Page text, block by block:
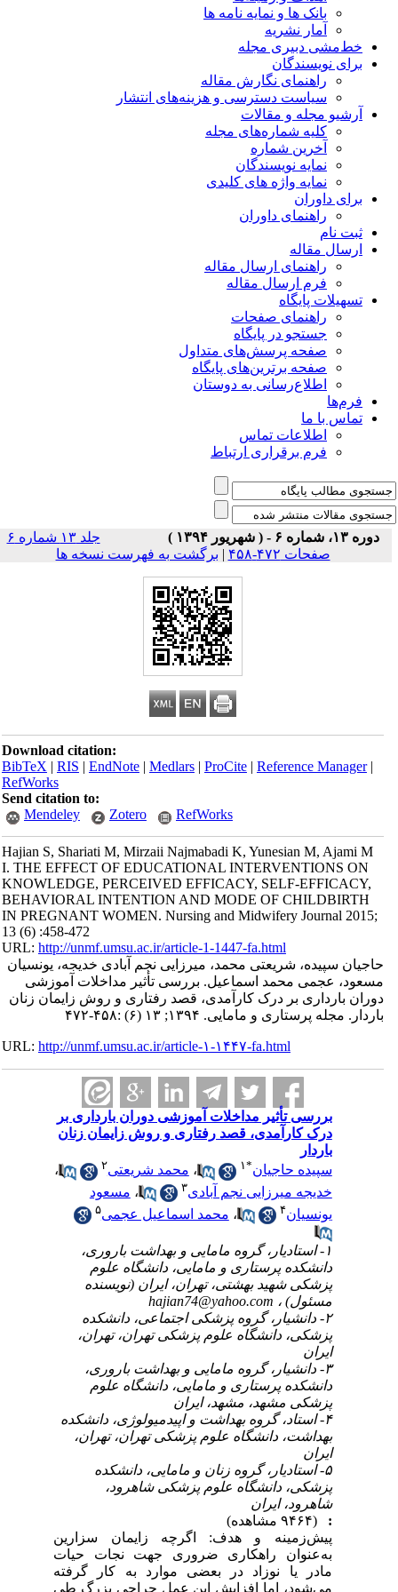
بانک ها و نمایه نامه ها
آمار نشریه
خط‌مشی دبیری مجله
برای نویسندگان
راهنمای نگارش مقاله
سیاست دسترسی و هزینه‌های انتشار
آرشیو مجله و مقالات
کلیه شماره‌های مجله
آخرین شماره
نمایه نویسندگان
نمایه واژه های کلیدی
برای داوران
راهنمای داوران
ثبت نام
ارسال مقاله
راهنمای ارسال مقاله
فرم ارسال مقاله
تسهیلات پایگاه
راهنمای صفحات
جستجو در پایگاه
صفحه پرسش‌های متداول
صفحه برترین‌های پایگاه
اطلاع‌رسانی به دوستان
فرم‌ها
تماس با ما
اطلاعات تماس
فرم برقراری ارتباط
دوره ۱۳، شماره ۶ - ( شهریور ۱۳۹۴ )
جلد ۱۳ شماره ۶
صفحات ۴۷۲-۴۵۸
|برگشت به فهرست نسخه ها
Download citation:
BibTeX|RIS|EndNote|Medlars|ProCite|Reference Manager
RefWorks
Send citation to:
Mendeley
Zotero RefWorks
Hajian S, Shariati M, Mirzaii Najmabadi K, Yunesian M, Ajami M
I. THE EFFECT OF EDUCATIONAL INTERVENTIONS ON
KNOWLEDGE, PERCEIVED EFFICACY, SELF-EFFICACY,
BEHAVIORAL INTENTION AND MODE OF CHILDBIRTH
IN PREGNANT WOMEN. Nursing and Midwifery Journal 2015;
13 (6) :458-472
URL:http://unmf.umsu.ac.ir/article-1-1447-fa.html
حاجیان سپیده، شریعتی محمد، میرزایی نجم آبادی خدیجه، یونسیان
مسعود، عجمی محمد اسماعیل. بررسی تأثیر مداخلات آموزشی
دوران بارداری بر درک کارآمدی، قصد رفتاری و روش زایمان زنان
باردار. مجله پرستاری و مامایی. ۱۳۹۴; ۱۳ (۶) :۴۵۸-۴۷۲
URL:http://unmf.umsu.ac.ir/article-۱-۱۴۴۷-fa.html
بررسی تأثیر مداخلات آموزشی دوران بارداری بر
درک کارآمدی، قصد رفتاری و روش زایمان زنان
باردار
سپیده حاجیان *۱ ،محمد شریعتی
،
خدیجه میرزایی نجم آبادی
،مسعود
یونسیان ۴ ،محمد اسماعیل عجمی
۱- استادیار، گروه مامایی و بهداشت باروری،
دانشکده پرستاری و مامایی، دانشگاه علوم
پزشکی شهید بهشتی، تهران، ایران (نویسنده
مسئول) ، hajian74@yahoo.com
۲- دانشیار، گروه پزشکی اجتماعی، دانشکده
پزشکی، دانشگاه علوم پزشکی تهران، تهران،
ایران
۳- دانشیار، گروه مامایی و بهداشت باروری،
دانشکده پرستاری و مامایی، دانشگاه علوم
پزشکی مشهد، مشهد، ایران
۴- استاد، گروه بهداشت و اپیدمیولوژی، دانشکده
بهداشت، دانشگاه علوم پزشکی تهران، تهران،
ایران
۵- استادیار، گروه زنان و مامایی، دانشکده
پزشکی، دانشگاه علوم پزشکی شاهرود،
شاهرود، ایران
پیش‌زمینه و هدف: اگرچه زایمان سزارین
به‌عنوان راهکاری ضروری جهت نجات حیات
مادر یا نوزاد در بعضی موارد به کار گرفته
می‌شود، اما افزایش این عمل جراحی بزرگ طی